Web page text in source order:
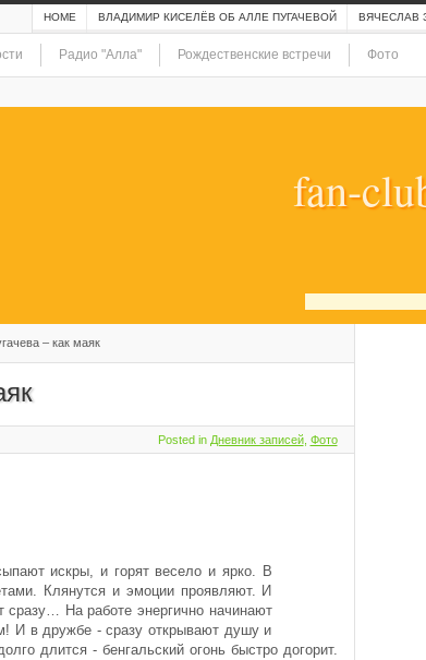
fan-
HOME ВЛАДИМИР КИСЕЛЁВ ОБ АЛЛЕ ПУГАЧЕВОЙ ВЯЧЕСЛАВ
Радио "Алла" Рождественские встречи Фото
– как маяк
Posted in Дневник записей, Фото
искры, и горят весело и ярко. В
Клянутся и эмоции проявляют. И
сразу… На работе энергично начинают
И в дружбе - сразу открывают душу и
длится - бенгальский огонь быстро догорит.